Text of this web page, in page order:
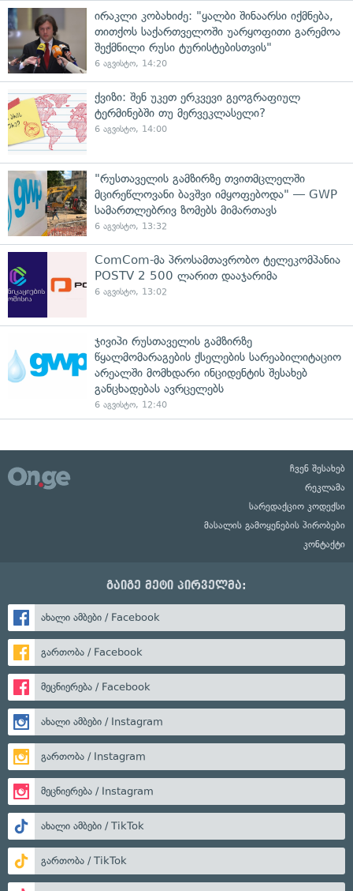
ირაკლი კობახიძე: "ყალბი შინაარსი იქმნება,
თითქოს საქართველოში უარყოფითი გარემოა
შექმნილი რუსი ტურისტებისთვის"
6 აგვისტო, 14:20
ქვიზი: შენ უკეთ ერკვევი გეოგრაფიულ
ტერმინებში თუ მერვეკლასელი?
6 აგვისტო, 14:00
"რუსთაველის გამზირზე თვითმცლელში
მცირეწლოვანი ბავშვი იმყოფებოდა" — GWP
სამართლებრივ ზომებს მიმართავს
6 აგვისტო, 13:32
ComCom-მა პროსამთავრობო ტელეკომპანია
POSTV 2 500 ლარით დააჯარიმა
6 აგვისტო, 13:02
ჯივიპი რუსთაველის გამზირზე
წყალმომარაგების ქსელების სარეაბილიტაციო
არეალში მომხდარი ინციდენტის შესახებ
განცხადებას ავრცელებს
6 აგვისტო, 12:40
ჩვენ შესახებ
რეკლამა
სარედაქციო კოდექსი
მასალის გამოყენების პირობები
კონტაქტი
გაიგე მეტი პირველმა:
ახალი ამბები / Facebook
გართობა / Facebook
მეცნიერება / Facebook
ახალი ამბები / Instagram
გართობა / Instagram
მეცნიერება / Instagram
ახალი ამბები / TikTok
გართობა / TikTok